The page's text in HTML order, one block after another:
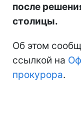
после
столицы.
Об этом
ссылкой на
прокурора.